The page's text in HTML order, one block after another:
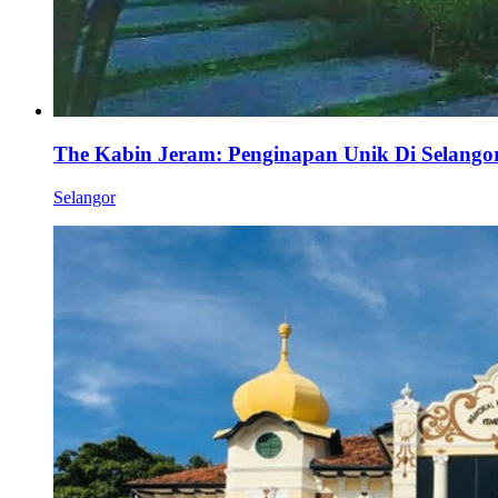
The Kabin Jeram: Penginapan Unik Di
Selangor